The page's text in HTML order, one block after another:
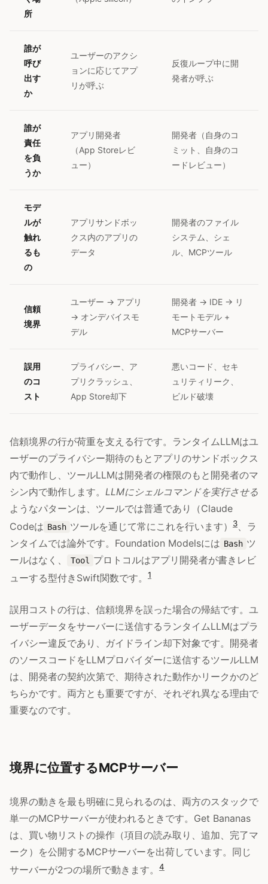
所
誰が
呼び
出す
か
ユーザーのアクシ
ョンに応じてアプ
リが呼ぶ
反復ループ中に開
発者が呼ぶ
誰が
責任
を負
うか
アプリ開発者
（App Storeレビ
ュー）
開発者（自身のコ
ミット、自身のコ
ードレビュー）
モデ
ルが
触れ
るも
の
アプリサンドボッ
クス内のアプリの
データ
開発者のファイル
システム、シェ
ル、MCPツール
信頼
境界
ユーザー → アプリ
→ オンデバイスモ
デル
開発者 → IDE → リ
モートモデル +
MCPサーバー
誤用
のコ
スト
プライバシー、ア
プリクラッシュ、
App Store却下
悪いコード、セキ
ュリティリーク、
ビルド破壊
信頼境界の行が荷重を支える行です。ランタイムLLMはユ
ーザーのプライバシー期待のもとアプリのサンドボックス
内で動作し、ツールLLMは開発者の権限のもと開発者のマ
シン内で動作します。 LLMにシェルコマンドを実行させる
ようなパターンは、ツールでは普通であり（Claude
Codeは Bash ツールを通じて常にこれを行います） 3、ラ
ンタイムでは論外です。Foundation Modelsには Bash ツ
ールはなく、
Tool プロトコルはアプリ開発者が書きレビ
ューする型付きSwift関数です。
1
誤用コストの行は、信頼境界を誤った場合の帰結です。ユ
ーザーデータをサーバーに送信するランタイムLLMはプラ
イバシー違反であり、ガイドライン却下対象です。開発者
のソースコードをLLMプロバイダーに送信するツールLLM
は、開発者の契約次第で、期待された動作かリークかのど
ちらかです。両方とも重要ですが、それぞれ異なる理由で
重要なのです。
境界に位置するMCPサーバー
境界の動きを最も明確に見られるのは、両方のスタックで
単一のMCPサーバーが使われるときです。Get Bananas
は、買い物リストの操作（項目の読み取り、追加、完了マ
ーク）を公開するMCPサーバーを出荷しています。同じ
サーバーが2つの場所で動きます。
4